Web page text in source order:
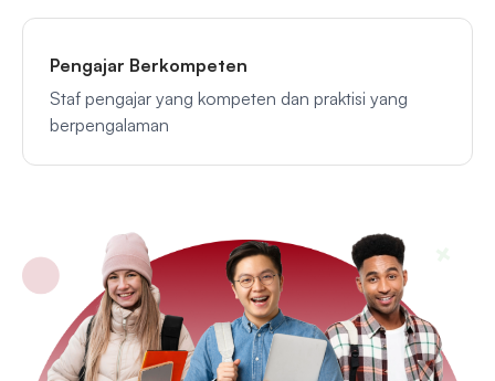
Pengajar Berkompeten
Staf pengajar yang kompeten dan praktisi yang
berpengalaman